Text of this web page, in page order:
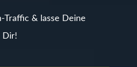
Traffic & lasse Deine
Dir!